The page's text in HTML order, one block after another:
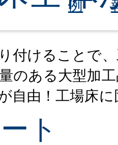
例
付けることで
のある大型加
自由！工場床
ト